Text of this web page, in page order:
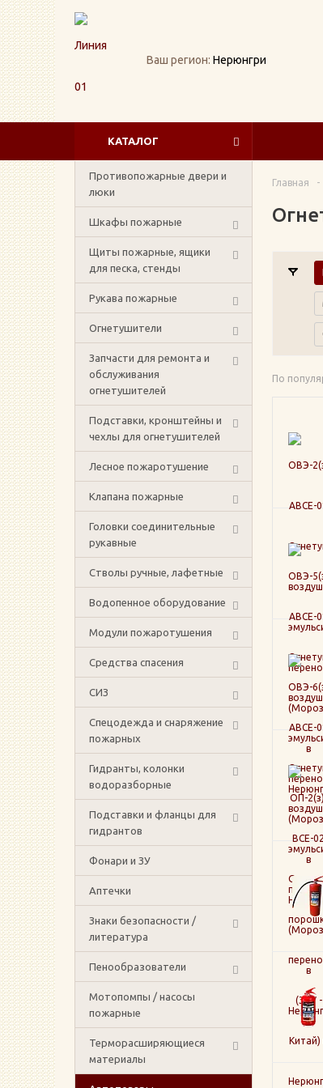
Ваш регион: Нерюнгри
КАТАЛОГ
Противопожарные двери и
люки
Шкафы пожарные
Щиты пожарные, ящики
для песка, стенды
Рукава пожарные
Огнетушители
Запчасти для ремонта и
обслуживания
огнетушителей
Подставки, кронштейны и
чехлы для огнетушителей
Лесное пожаротушение
Клапана пожарные
Головки соединительные
рукавные
Стволы ручные, лафетные
Водопенное оборудование
Модули пожаротушения
Средства спасения
СИЗ
Спецодежда и снаряжение
пожарных
Гидранты, колонки
водоразборные
Подставки и фланцы для
гидрантов
Фонари и ЗУ
Аптечки
Знаки безопасности /
литература
Пенообразователи
Мотопомпы / насосы
пожарные
Терморасширяющиеся
материалы
Главная -
По